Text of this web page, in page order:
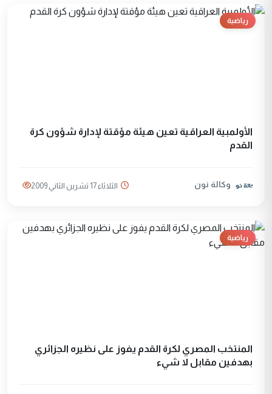
رياضية
الأولمبية العراقية تعين هيئة مؤقتة لإدارة شؤون كرة
القدم
وكالة نون الثلاثاء 17 تشرين الثاني 2009
رياضية
المنتخب المصري لكرة القدم يفوز على نظيره الجزائري
بهدفين مقابل لا شيء